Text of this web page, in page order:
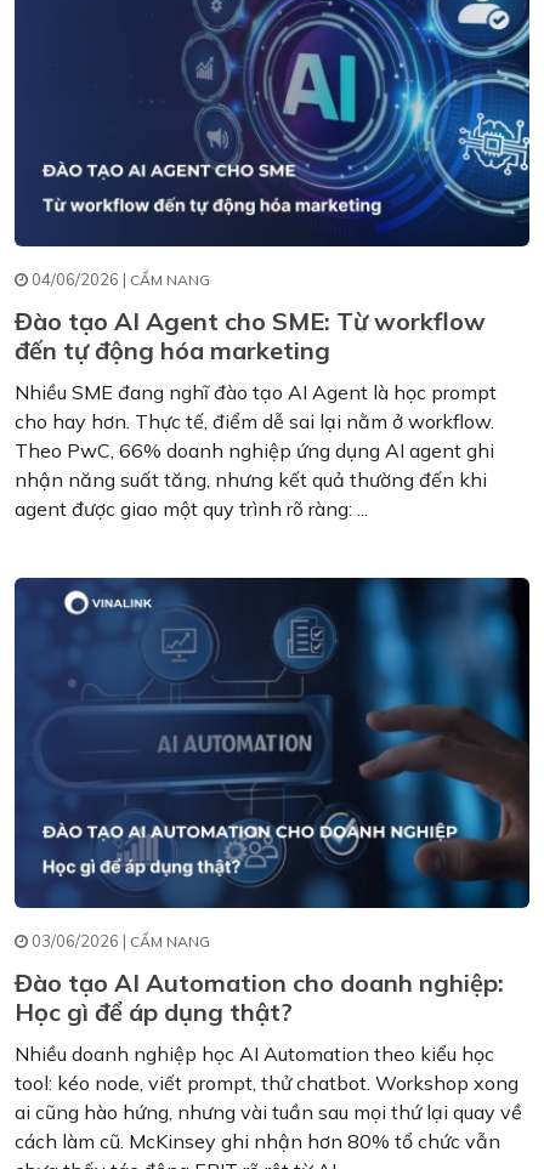
04/06/2026 | CẨM NANG
Đào tạo AI Agent cho SME: Từ workflow
đến tự động hóa marketing
Nhiều SME đang nghĩ đào tạo AI Agent là học prompt
cho hay hơn. Thực tế, điểm dễ sai lại nằm ở workflow.
Theo PwC, 66% doanh nghiệp ứng dụng AI agent ghi
nhận năng suất tăng, nhưng kết quả thường đến khi
agent được giao một quy trình rõ ràng: ...
03/06/2026 | CẨM NANG
Đào tạo AI Automation cho doanh nghiệp:
Học gì để áp dụng thật?
Nhiều doanh nghiệp học AI Automation theo kiểu học
tool: kéo node, viết prompt, thử chatbot. Workshop xong
ai cũng hào hứng, nhưng vài tuần sau mọi thứ lại quay về
cách làm cũ. McKinsey ghi nhận hơn 80% tổ chức vẫn